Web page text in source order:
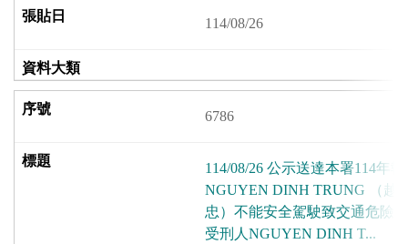
114/08/26
6786
114/08/26 公示送達本署114年
NGUYEN DINH TRUNG （越
忠）不能安全駕駛致交通危險
受刑人NGUYEN DINH T...